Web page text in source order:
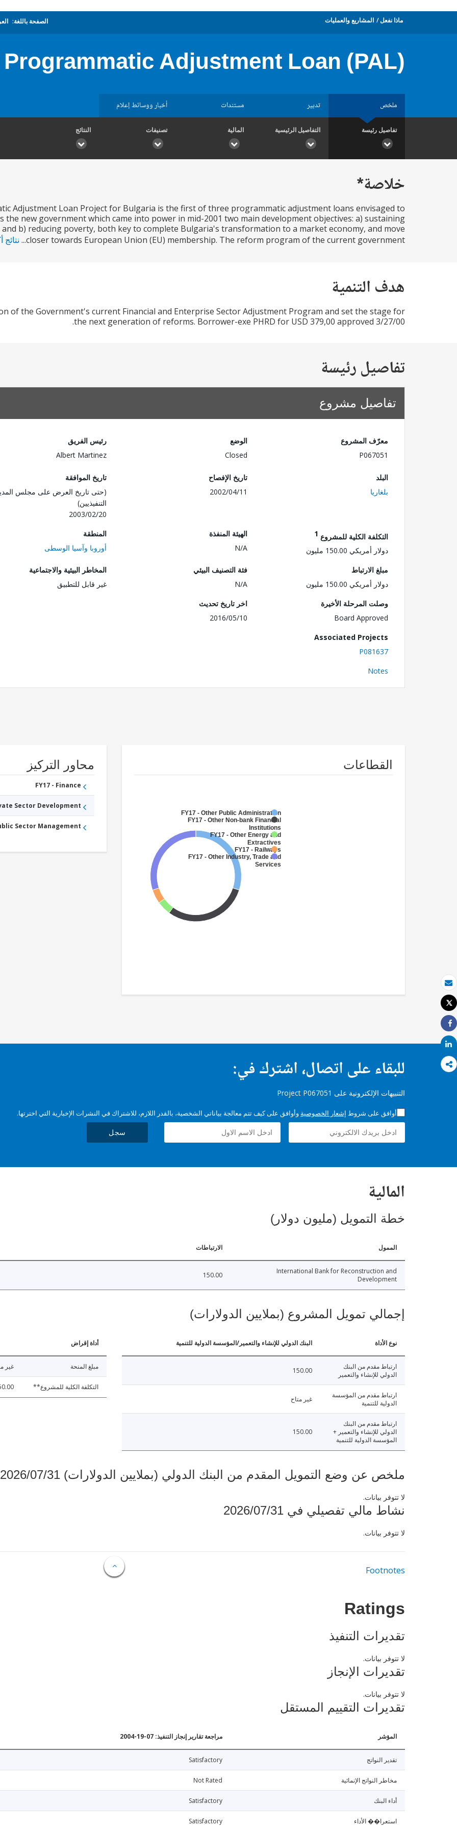
بريد الكتروني
طباعة
Tweet
Share
Share
ماذا نفعل المشاريع والعمليات الصفحة باللغة:
Programmatic Adjustment Loan (PAL)
ملخص تدبير مستندات أخبار ووسائط إعلام
تفاصيل رئيسة التفاصيل الرئيسية المالية تصنيفات النتائج
خلاصة*
Adjustment Loan Project for Bulgaria is the first of three programmatic adjustment loans envisaged to
the new government which came into power in mid-2001 two main development objectives: a) sustaining
b) reducing poverty, both key to complete Bulgaria's transformation to a market economy, and move
closer towards European Union (EU) membership. The reform program of the current government...
نتائج
هدف التنمية
of the Government's current Financial and Enterprise Sector Adjustment Program and set the stage for
the next generation of reforms. Borrower-exe PHRD for USD 379,00 approved 3/27/00.
تفاصيل رئيسة
تفاصيل مشروع
معرّف المشروع
P067051
الوضع
Closed
رئيس الفريق
Albert Martinez
البلد
بلغاريا
تاريخ الإفصاح
2002/04/11
تاريخ الموافقة
(حتى تاريخ العرض على مجلس
التنفيذيين)
2003/02/20
التكلفة الكلية للمشروع 1
دولار أمريكي 150.00 مليون
الهيئة المنفذة
N/A
المنطقة
أوروبا وآسيا الوسطى
مبلغ الارتباط
دولار أمريكي 150.00 مليون
فئة التصنيف البيئي
N/A
المخاطر البيئية والاجتماعية
غير قابل للتطبيق
وصلت المرحلة الأخيرة
Board Approved
اخر تاريخ تحديث
2016/05/10
Associated Projects
P081637
Notes
القطاعات
FY17 - Other Public Administration
FY17 - Other Non-bank Financial
Institutions
FY17 - Other Energy and
Extractives
FY17 - Railways
FY17 - Other Industry, Trade and
Services
محاور التركيز
FY17 - Finance
Sector Development
Sector Management
للبقاء على اتصال، اشترك في:
التنبيهات الإلكترونية على Project P067051
أوافق على شروط إشعار الخصوصية وأوافق على كيف تتم معالجة بياناتي الشخصية، بالقدر اللازم، للاشتراك في النشرات الإخبارية التي اخترتها.
سجل
المالية
خطة التمويل (مليون دولار)
الممول الارتباطات
International Bank for Reconstruction and
Development
150.00
إجمالي تمويل المشروع (بملايين الدولارات)
نوع الأداة البنك الدولي للإنشاء والتعمير/المؤسسة الدولية للتنمية
ارتباط مقدم من البنك
الدولي للإنشاء والتعمير
150.00
ارتباط مقدم من المؤسسة
الدولية للتنمية
غير متاح
ارتباط مقدم من البنك
الدولي للإنشاء والتعمير +
المؤسسة الدولية للتنمية
150.00
أداة إقراض
مبلغ المنحة غير
التكلفة الكلية للمشروع**
ملخص عن وضع التمويل المقدم من البنك الدولي (بملايين الدولارات) 2026/07/31
لا تتوفر بيانات.
نشاط مالي تفصيلي في 2026/07/31
لا تتوفر بيانات.
Footnotes
Ratings
تقديرات التنفيذ
لا تتوفر بيانات.
تقديرات الإنجاز
لا تتوفر بيانات.
تقديرات التقييم المستقل
المؤشر مراجعة تقارير إنجاز التنفيذ: 07-19-2004
تقدير النواتج Satisfactory
مخاطر النواتج الإنمائية Not Rated
أداء البنك Satisfactory
استعرا�� الأداء Satisfactory